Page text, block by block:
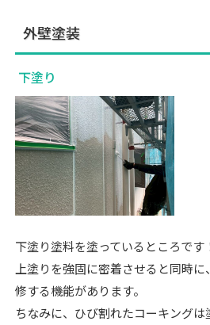
外壁塗装
下塗り
下塗り塗料を塗っているところです
上塗りを強固に密着させると同時
修する機能があります。
ちなみに、ひび割れたコーキング